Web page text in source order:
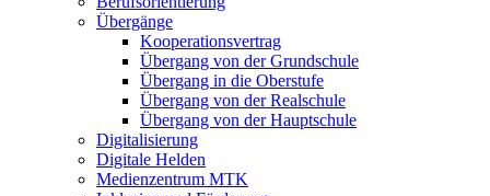
Übergänge
Kooperationsvertrag
Übergang von der Grundschule
Übergang in die Oberstufe
Übergang von der Realschule
Übergang von der Hauptschule
Digitalisierung
Digitale Helden
Medienzentrum MTK